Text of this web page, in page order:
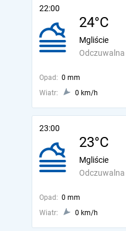
22:00
24°C
Odczuwalna
Mgliście
Opad: 0 mm
Wiatr:
0 km/h
23:00
23°C
Odczuwalna
Mgliście
Opad: 0 mm
Wiatr:
0 km/h